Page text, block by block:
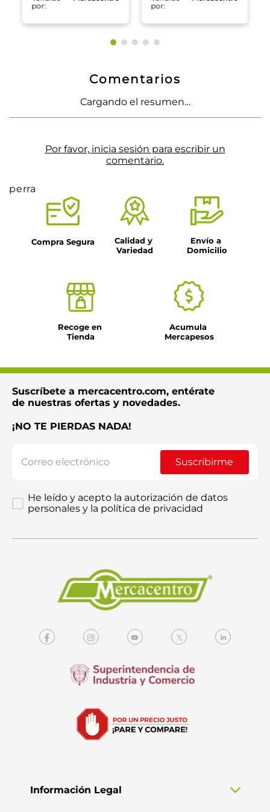
por:
por:
Comentarios
Cargando el resumen…
Por favor, inicia sesión para escribir un
comentario.
perra
Compra Segura
Calidad y
Variedad
Envío a
Domicilio
Recoge en
Tienda
Acumula
Mercapesos
Suscríbete a mercacentro.com, entérate
de nuestras ofertas y novedades.
¡NO TE PIERDAS NADA!
Suscribirme
He leído y acepto la autorización de datos
personales y la política de privacidad
Información Legal